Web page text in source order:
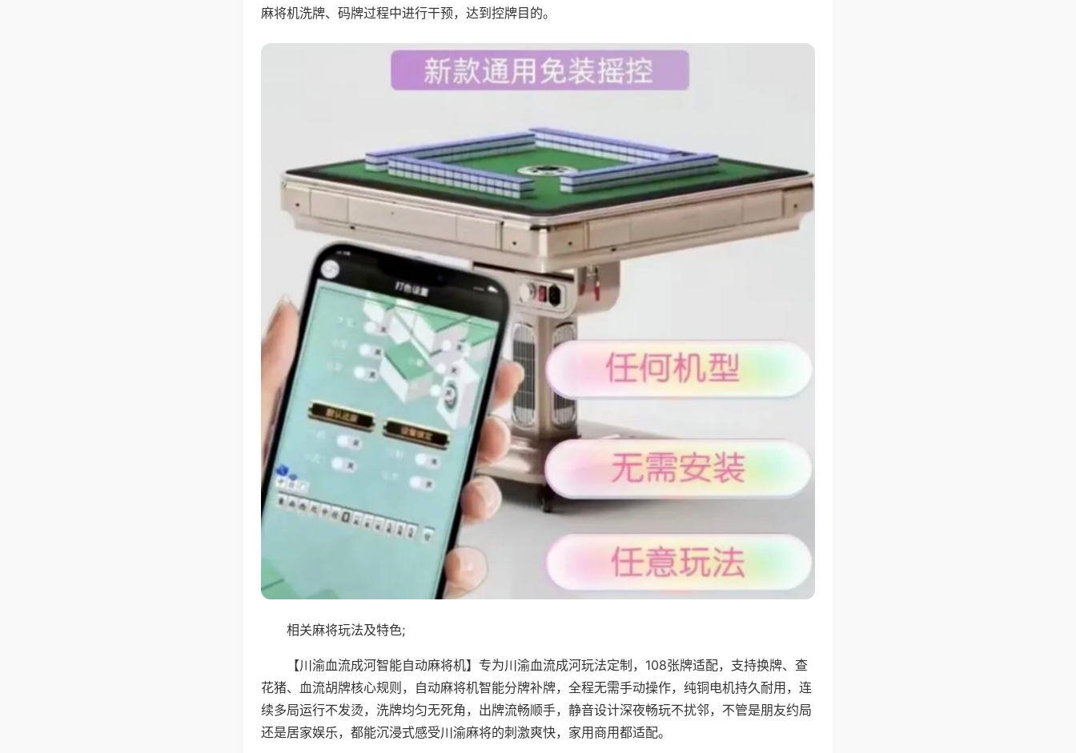
麻将机洗牌、码牌过程中进行干预，达到控牌目的。
相关麻将玩法及特色;
【川渝血流成河智能自动麻将机】专为川渝血流成河玩法定制，108张牌适配，支持换牌、查
花猪、血流胡牌核心规则，自动麻将机智能分牌补牌，全程无需手动操作，纯铜电机持久耐用，连
续多局运行不发烫，洗牌均匀无死角，出牌流畅顺手，静音设计深夜畅玩不扰邻，不管是朋友约局
还是居家娱乐，都能沉浸式感受川渝麻将的刺激爽快，家用商用都适配。